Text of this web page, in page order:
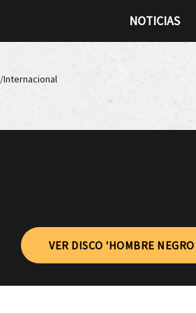
NOTICIAS
/Internacional
VER DISCO 'HOMBRE